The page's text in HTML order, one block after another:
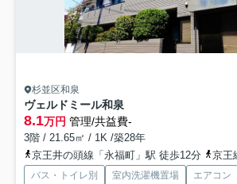
杉並区和泉
ヴェルドミール和泉
8.1万円 管理/共益費-
3階 / 21.65㎡ / 1K /築28年
京王井の頭線「永福町」駅 徒歩12分
京王
バス・トイレ別 室内洗濯機置場 エアコン